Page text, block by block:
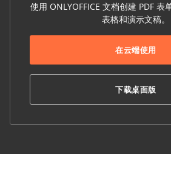
使用 ONLYOFFICE 文档创建 PDF 表
表格和演示文稿。
在云端使用
下载桌面版